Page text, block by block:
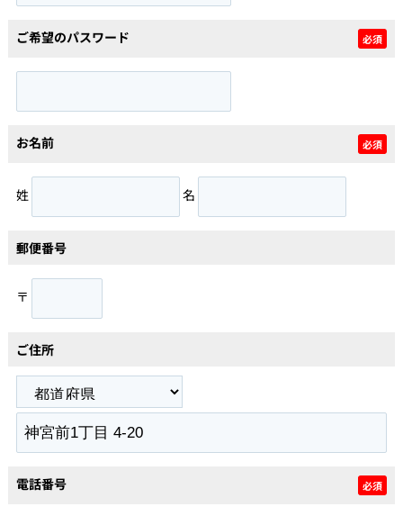
ご希望のパスワード 必須
お名前 必須
姓 名
郵便番号
〒
ご住所
電話番号 必須